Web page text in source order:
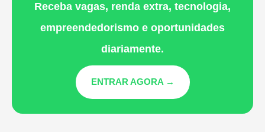
Receba vagas, renda extra, tecnologia,
empreendedorismo e oportunidades
diariamente.
ENTRAR AGORA →